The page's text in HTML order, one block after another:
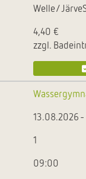
Welle/
4,40 €
zzgl.
13.08.2026
1
09:00